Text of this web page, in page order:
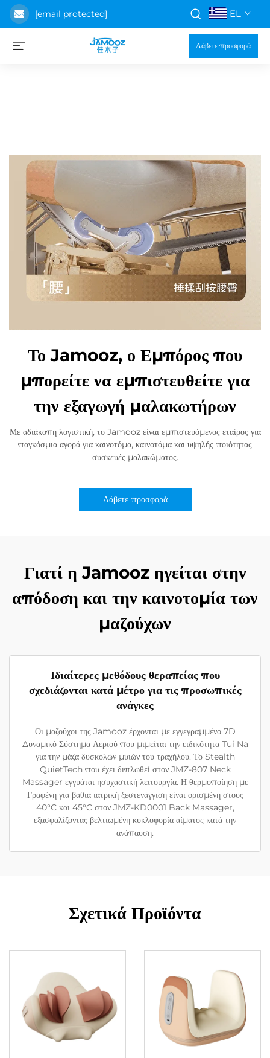
[email protected] EL
Λάβετε προσφορά
Το Jamooz, ο Εμπόρος που
μπορείτε να εμπιστευθείτε για
την εξαγωγή μαλακωτήρων
Με αδιάκοπη λογιστική, το Jamooz είναι εμπιστευόμενος εταίρος για
παγκόσμια αγορά για καινοτόμα, καινοτόμα και υψηλής ποιότητας
συσκευές μαλακώματος.
Λάβετε προσφορά
Γιατί η Jamooz ηγείται στην
απόδοση και την καινοτομία των
μαζούχων
Ιδιαίτερες μεθόδους θεραπείας που
σχεδιάζονται κατά μέτρο για τις προσωπικές
ανάγκες
Οι μαζούχοι της Jamooz έρχονται με εγγεγραμμένο 7D
Δυναμικό Σύστημα Αεριού που μιμείται την ειδικότητα Tui Na
για την μάζα δυσκολών μυιών του τραχήλου. Το Stealth
QuietTech που έχει διπλωθεί στον JMZ-807 Neck
Massager εγγυάται ησυχαστική λειτουργία. Η θερμοποίηση με
Γραφένη για βαθιά ιατρική ξεστενάγγιση είναι ορισμένη στους
40°C και 45°C στον JMZ-KD0001 Back Massager,
εξασφαλίζοντας βελτιωμένη κυκλοφορία αίματος κατά την
ανάπαυση.
Σχετικά Προϊόντα